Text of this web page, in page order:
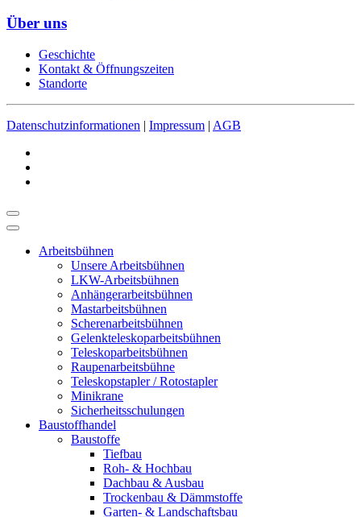
Über uns
Geschichte
Kontakt & Öffnungszeiten
Standorte
Datenschutzinformationen | Impressum | AGB
Arbeitsbühnen
Unsere Arbeitsbühnen
LKW-Arbeitsbühnen
Anhängerarbeitsbühnen
Mastarbeitsbühnen
Scherenarbeitsbühnen
Gelenkteleskoparbeitsbühnen
Teleskoparbeitsbühnen
Raupenarbeitsbühne
Teleskopstapler / Rotostapler
Minikrane
Sicherheitsschulungen
Baustoffhandel
Baustoffe
Tiefbau
Roh- & Hochbau
Dachbau & Ausbau
Trockenbau & Dämmstoffe
Garten- & Landschaftsbau